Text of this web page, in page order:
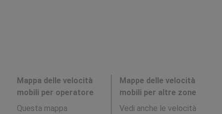
Mappa delle velocità
mobili per operatore
Questa mappa
Mappe delle velocità
mobili per altre zone
Vedi anche le velocità